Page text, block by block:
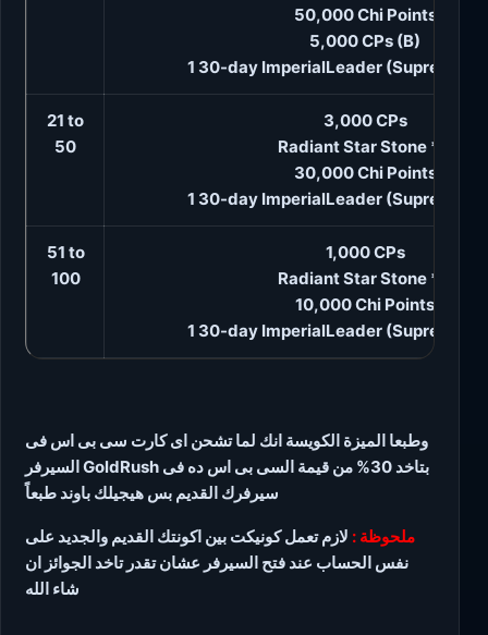
50,000 Chi Points
5,000 CPs (B)
1 30-day ImperialLeader (Supreme)
21 to
50
3,000 CPs
Radiant Star Stone * 5
30,000 Chi Points
1 30-day ImperialLeader (Supreme)
51 to
100
1,000 CPs
Radiant Star Stone * 2
10,000 Chi Points
1 30-day ImperialLeader (Supreme)
وطبعا الميزة الكويسة انك لما تشحن اى كارت سى بى اس فى
السيرفر GoldRush بتاخد 30% من قيمة السى بى اس ده فى
سيرفرك القديم بس هيجيلك باوند طبعاً
ملحوظة : لازم تعمل كونيكت بين اكونتك القديم والجديد على
نفس الحساب عند فتح السيرفر عشان تقدر تاخد الجوائز ان